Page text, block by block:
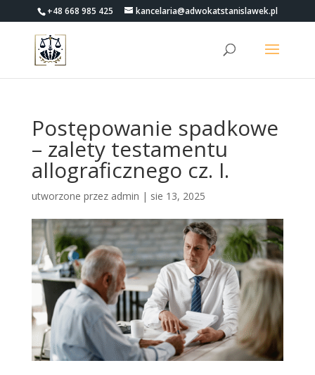
+48 668 985 425 kancelaria@adwokatstanislawek.pl
Postępowanie spadkowe
– zalety testamentu
allograficznego cz. I.
utworzone przez admin | sie 13, 2025